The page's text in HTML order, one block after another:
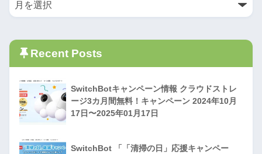
Recent Posts
SwitchBotキャンペーン情報 クラウドストレ
ージ3カ月間無料！キャンペーン 2024年10月
17日〜2025年01月17日
SwitchBot 「「清掃の日」応援キャンペー